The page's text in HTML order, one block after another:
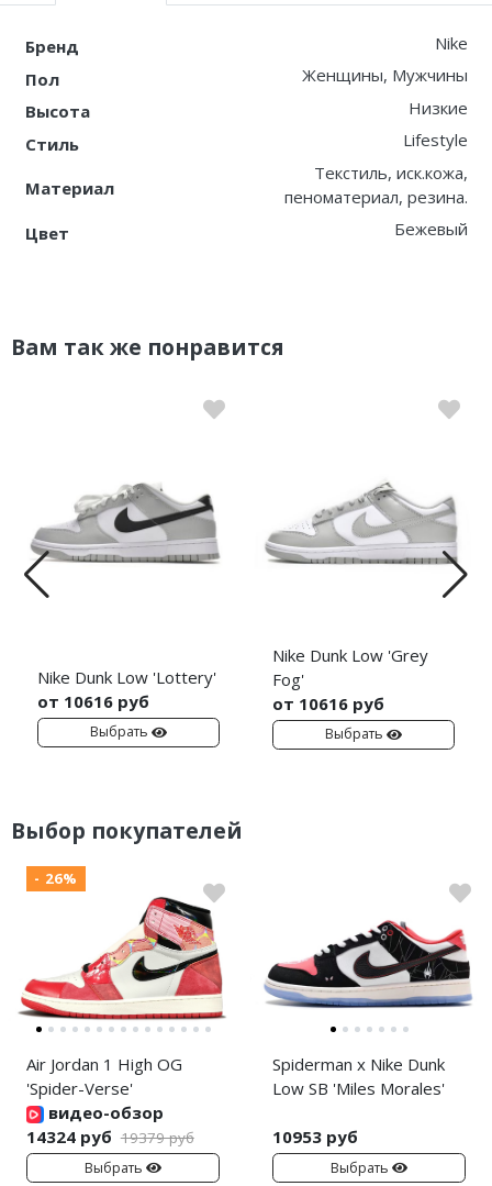
Бренд
Nike
Пол
Женщины, Мужчины
Высота
Низкие
Стиль
Lifestyle
Материал
Текстиль, иск.кожа,
пеноматериал, резина.
Цвет
Бежевый
Вам так же понравится
Nike Dunk Low 'Lottery'
от 10616 руб
Выбрать
Nike Dunk Low 'Grey
Fog'
от 10616 руб
Выбрать
Выбор покупателей
- 26%
Air Jordan 1 High OG
'Spider-Verse'
видео-обзор
14324 руб 19379 руб
Выбрать
Spiderman x Nike Dunk
Low SB 'Miles Morales'
10953 руб
Выбрать